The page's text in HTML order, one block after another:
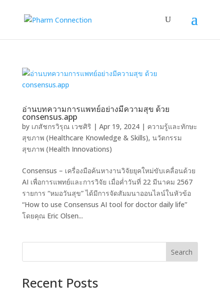
อ่านบทความการแพทย์อย่างมีความสุข ด้วย
consensus.app
by เภสัชกรวิรุณ เวชศิริ | Apr 19, 2024| ความรู้และทักษะ
สุขภาพ (Healthcare Knowledge & Skills), นวัตกรรม
สุขภาพ (Health Innovations)
Consensus – เครื่องมือค้นหางานวิจัยยุคใหม่ขับเคลื่อนด้วย
AI เพื่อการแพทย์และการวิจัย เมื่อค่ำวันที่ 22 มีนาคม 2567
รายการ “หมอวันสุข” ได้มีการจัดสัมมนาออนไลน์ในหัวข้อ
“How to use Consensus AI tool for doctor daily life”
โดยคุณ Eric Olsen...
Search
Recent Posts